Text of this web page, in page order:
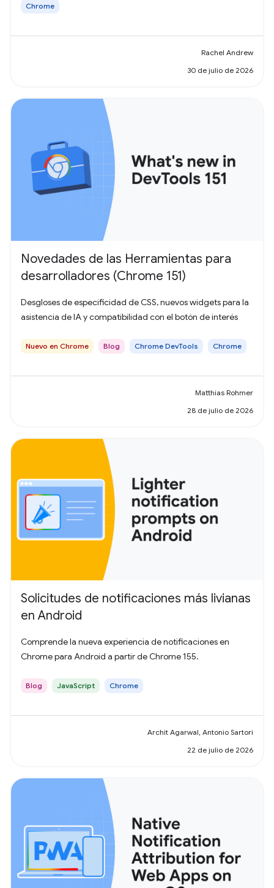
Chrome
Rachel Andrew
30 de julio de 2026
Novedades de las Herramientas para
desarrolladores (Chrome 151)
Desgloses de especificidad de CSS, nuevos widgets para la
asistencia de IA y compatibilidad con el botón de interés
Nuevo en Chrome Blog Chrome DevTools Chrome
Matthias Rohmer
28 de julio de 2026
Solicitudes de notificaciones más livianas
en Android
Comprende la nueva experiencia de notificaciones en
Chrome para Android a partir de Chrome 155.
Blog JavaScript Chrome
Archit Agarwal, Antonio Sartori
22 de julio de 2026